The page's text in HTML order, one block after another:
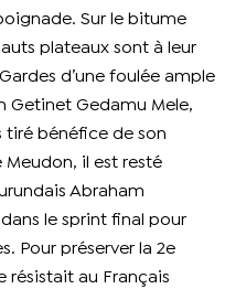
Sur le bitume
plateaux sont à leur
d’une foulée ample
Getinet Gedamu Mele,
tiré bénéfice de son
Meudon, il est resté
Abraham
le sprint final pour
Pour préserver la 2e
résistait au Français